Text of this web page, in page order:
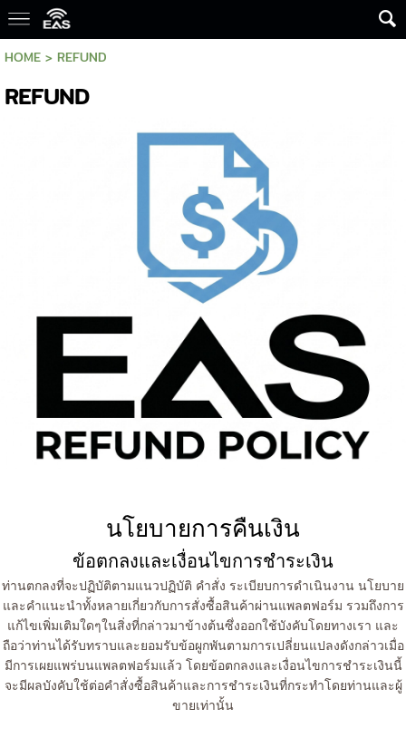
HOME> REFUND
REFUND
นโยบายการคืนเงิน
ข้อตกลงและเงื่อนไขการชำระเงิน
ท่านตกลงที่จะปฏิบัติตามแนวปฏิบัติ คำสั่ง ระเบียบการดำเนินงาน นโยบาย
และคำแนะนำทั้งหลายเกี่ยวกับการสั่งซื้อสินค้าผ่านแพลตฟอร์ม รวมถึงการ
แก้ไขเพิ่มเติมใดๆในสิ่งที่กล่าวมาข้างต้นซึ่งออกใช้บังคับโดยทางเรา และ
ถือว่าท่านได้รับทราบและยอมรับข้อผูกพันตามการเปลี่ยนแปลงดังกล่าวเมื่อ
มีการเผยแพร่บนแพลตฟอร์มแล้ว โดยข้อตกลงและเงื่อนไขการชำระเงินนี้
จะมีผลบังคับใช้ต่อคำสั่งซื้อสินค้าและการชำระเงินที่กระทำโดยท่านและผู้
ขายเท่านั้น